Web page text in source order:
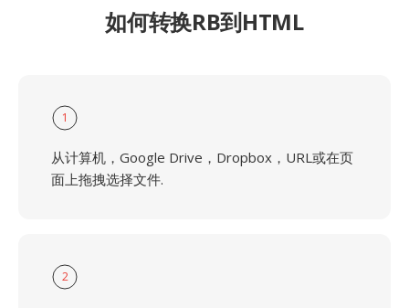
如何转换RB到HTML
1
从计算机，Google Drive，Dropbox，URL或在页
面上拖拽选择文件.
2